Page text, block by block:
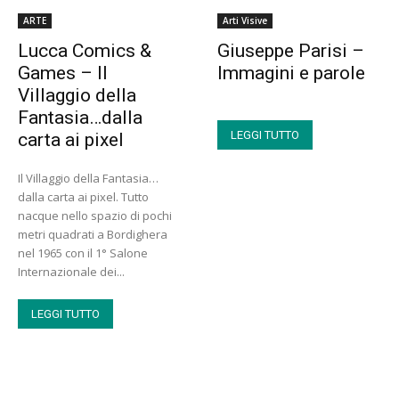
ARTE
Lucca Comics &
Games – Il
Villaggio della
Fantasia…dalla
carta ai pixel
Il Villaggio della Fantasia…
dalla carta ai pixel. Tutto
nacque nello spazio di pochi
metri quadrati a Bordighera
nel 1965 con il 1° Salone
Internazionale dei...
LEGGI TUTTO
Arti Visive
Giuseppe Parisi –
Immagini e parole
LEGGI TUTTO